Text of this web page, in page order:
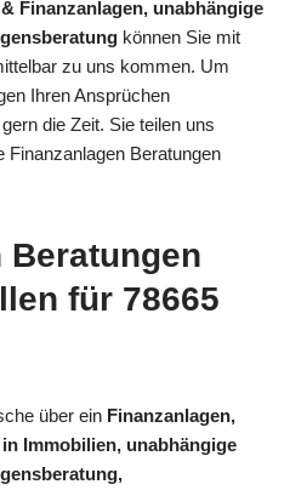
Finanzanlagen, unabhängige
können Sie mit
zu uns kommen. Um
Ihren Ansprüchen
die Zeit. Sie teilen uns
Beratungen
Beratungen
für 78665
über ein Finanzanlagen,
Immobilien, unabhängige